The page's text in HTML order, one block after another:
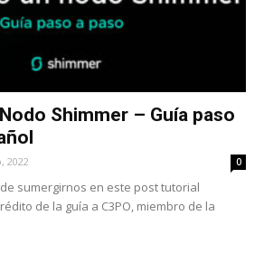
Shimmer – Guía paso
2022 0
sumergirnos en este post tutorial
de la guía a C3PO, miembro de la